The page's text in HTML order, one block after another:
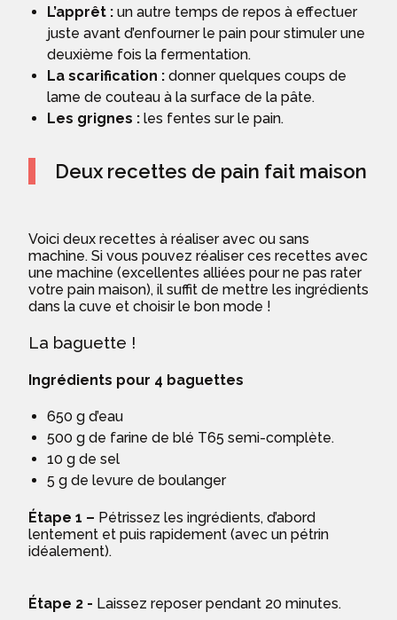
L’apprêt : un autre temps de repos à effectuer
juste avant d’enfourner le pain pour stimuler une
deuxième fois la fermentation.
La scarification : donner quelques coups de
lame de couteau à la surface de la pâte.
Les grignes : les fentes sur le pain.
Deux recettes de pain fait maison
Voici deux recettes à réaliser avec ou sans
machine. Si vous pouvez réaliser ces recettes avec
une machine (excellentes alliées pour ne pas rater
votre pain maison), il suffit de mettre les ingrédients
dans la cuve et choisir le bon mode !
La baguette !
Ingrédients pour 4 baguettes
650 g d’eau
500 g de farine de blé T65 semi-complète.
10 g de sel
5 g de levure de boulanger
Étape 1 – Pétrissez les ingrédients, d’abord
lentement et puis rapidement (avec un pétrin
idéalement).
Étape 2 - Laissez reposer pendant 20 minutes.